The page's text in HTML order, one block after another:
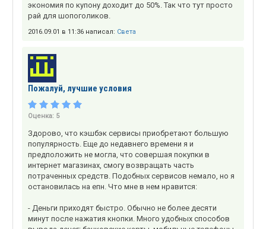
экономия по купону доходит до 50%. Так что тут просто
рай для шопоголиков.
2016.09.01 в 11:36 написал: Света
Пожалуй, лучшие условия
Оценка: 5
Здорово, что кэшбэк сервисы приобретают большую
популярность. Еще до недавнего времени я и
предположить не могла, что совершая покупки в
интернет магазинах, смогу возвращать часть
потраченных средств. Подобных сервисов немало, но я
остановилась на епн. Что мне в нем нравится:
- Деньги приходят быстро. Обычно не более десяти
минут после нажатия кнопки. Много удобных способов